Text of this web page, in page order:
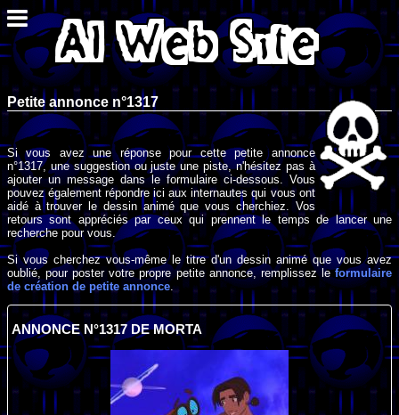
Petite annonce n°1317
Si vous avez une réponse pour cette petite annonce
n°1317, une suggestion ou juste une piste, n'hésitez pas à
ajouter un message dans le formulaire ci-dessous. Vous
pouvez également répondre ici aux internautes qui vous ont
aidé à trouver le dessin animé que vous cherchiez. Vos
retours sont appréciés par ceux qui prennent le temps de lancer une
recherche pour vous.
Si vous cherchez vous-même le titre d'un dessin animé que vous avez
oublié, pour poster votre propre petite annonce, remplissez leformulaire
de création de petite annonce .
ANNONCE N°1317 DE MORTA